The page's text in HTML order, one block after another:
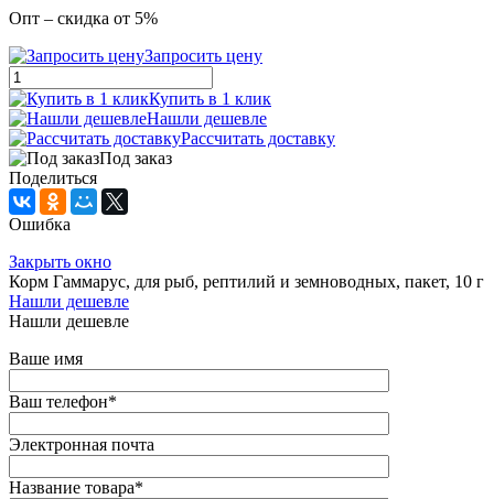
Опт – скидка от 5%
Запросить цену
Купить в 1 клик
Нашли дешевле
Рассчитать доставку
Под заказ
Поделиться
Ошибка
Закрыть окно
Корм Гаммарус, для рыб, рептилий и земноводных, пакет, 10 г
Нашли дешевле
Нашли дешевле
Ваше имя
Ваш телефон*
Электронная почта
Название товара*